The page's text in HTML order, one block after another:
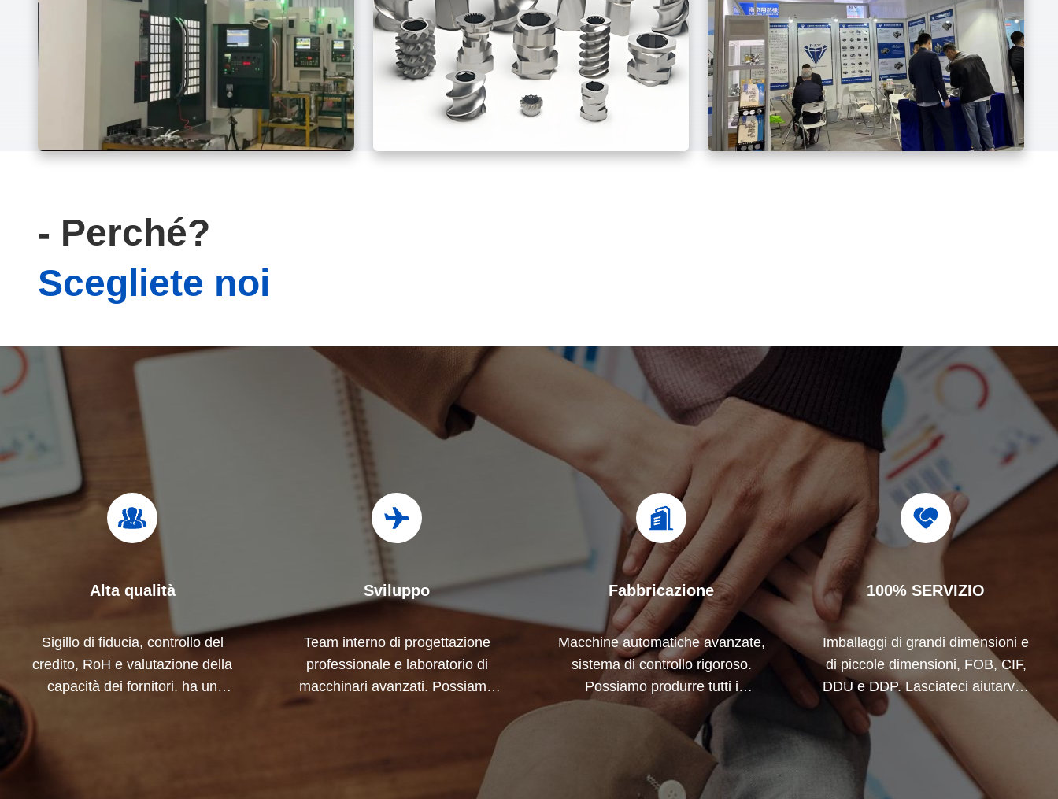
- Perché?
Scegliete noi
Alta qualità
Sigillo di fiducia, controllo del
credito, RoH e valutazione della
capacità dei fornitori. ha un
Sviluppo
Team interno di progettazione
professionale e laboratorio di
macchinari avanzati. Possiamo
Fabbricazione
Macchine automatiche avanzate,
sistema di controllo rigoroso.
Possiamo produrre tutti i
terminali elettrici oltre la vostra
richiesta.
100% SERVIZIO
Imballaggi di grandi dimensioni e
di piccole dimensioni, FOB, CIF,
DDU e DDP. Lasciateci aiutarvi a
trovare la soluzione migliore per
tutte le vostre preoccupazioni.